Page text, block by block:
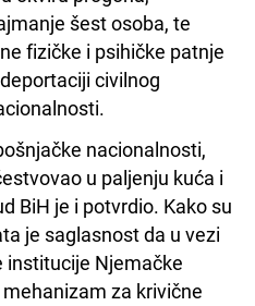
šest osoba, te
fizičke i psihičke patnje
civilnog
nacionalnosti,
u paljenju kuća i
BiH je i potvrdio. Kako su
je saglasnost da u vezi
institucije Njemačke
za krivične